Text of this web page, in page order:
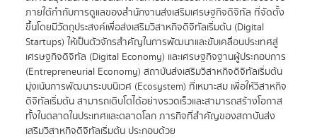
ภายใต้กำกับการดูแลของสำนักงานส่งเสริมเศรษฐกิจดิจิทัล ที่จัดตั้ง
ขึ้นโดยมีวัตถุประสงค์เพื่อส่งเสริมวิสาหกิจดิจิทัลเริ่มต้น (Digital
Startups) ให้เป็นตัวจักรสำคัญในการพัฒนาและขับเคลื่อนประเทศสู่
เศรษฐกิจดิจิทัล (Digital Economy) และเศรษฐกิจฐานผู้ประกอบการ
(Entrepreneurial Economy) สถาบันส่งเสริมวิสาหกิจดิจิทัลเริ่มต้น
มุ่งเน้นการพัฒนาระบบนิเวศ (Ecosystem) ที่เหมาะสม เพื่อให้วิสาหกิจ
ดิจิทัลเริ่มต้น สามารถเติบโตได้อย่างรวดเร็วและสามารถสร้างโอกาส
ทั้งในตลาดในประเทศและตลาดโลก ภารกิจที่สำคัญของสถาบันส่ง
เสริมวิสาหกิจดิจิทัลเริ่มต้น ประกอบด้วย